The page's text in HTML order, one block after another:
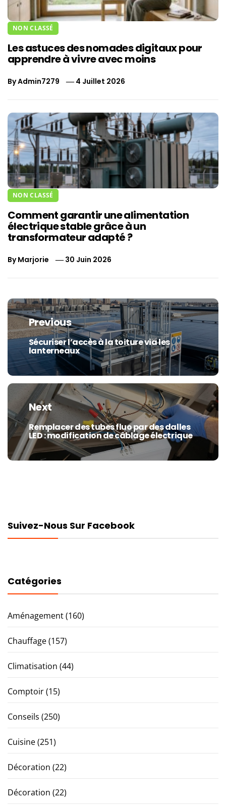
NON CLASSÉ
Les astuces des nomades digitaux pour
apprendre à vivre avec moins
ByAdmin7279 4 Juillet 2026
NON CLASSÉ
Comment garantir une alimentation
électrique stable grâce à un
transformateur adapté ?
ByMarjorie 30 Juin 2026
Navigation
de
l’article
Previous
Previous
post:
Sécuriser l’accès à la toiture via les
lanterneaux
Next
Next
post:
Remplacer des tubes fluo par des dalles
LED : modification de câblage électrique
Suivez-Nous Sur Facebook
Catégories
Aménagement(160)
Chauffage(157)
Climatisation (44)
Comptoir(15)
Conseils (250)
Cuisine(251)
Décoration (22)
Décoration (22)